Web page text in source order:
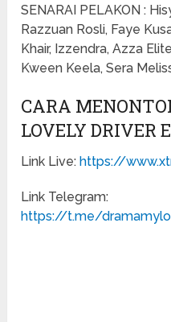
SENARAI PELAKON :
Razzuan Rosli, Faye
Khair, Izzendra, Azza
Kween Keela, Sera
CARA
LOVELY DRIVER
Link Live: https://
Link Telegram:
https://t.me/